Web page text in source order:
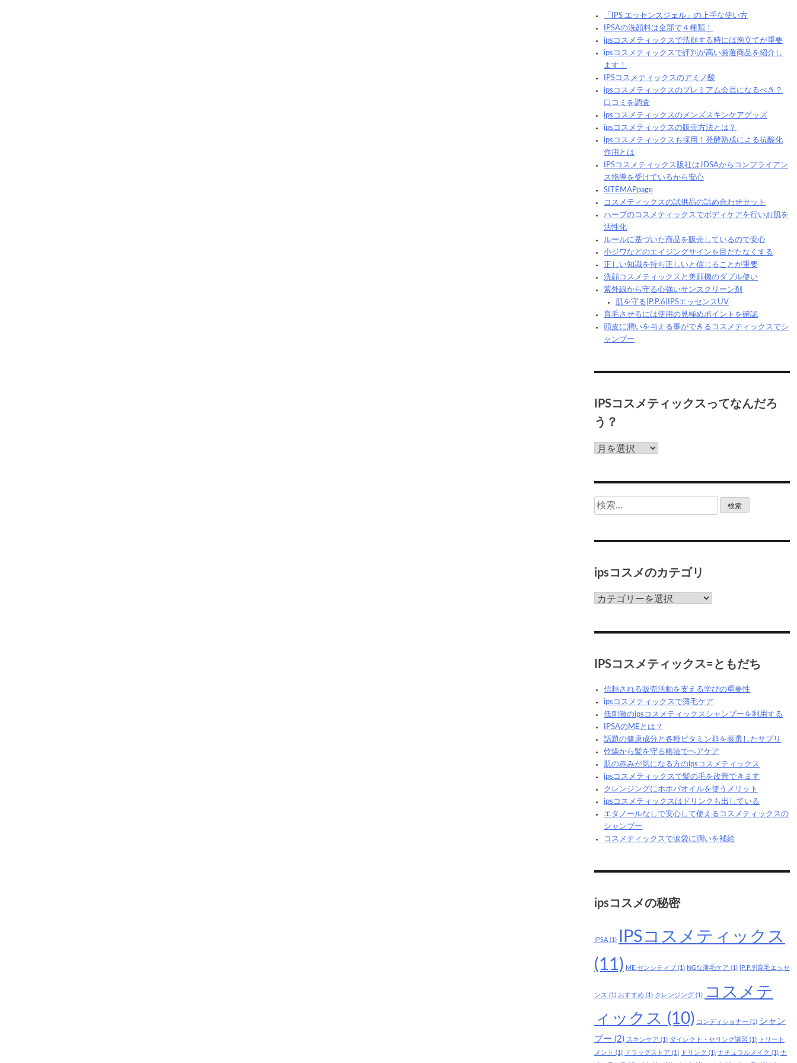
「IPS エッセンスジェル」の上手な使い方
IPSAの洗顔料は全部で４種類！
ipsコスメティックスで洗顔する時には泡立てが重要
ipsコスメティックスで評判が高い厳選商品を紹介し
ます！
IPSコスメティックスのアミノ酸
ipsコスメティックスのプレミアム会員になるべき？
口コミを調査
ipsコスメティックスのメンズスキンケアグッズ
ipsコスメティックスの販売方法とは？
ipsコスメティックスも採用！発酵熟成による抗酸化
作用とは
IPSコスメティックス販社はJDSAからコンプライアン
ス指導を受けているから安心
SITEMAPpage
コスメティックスの試供品の詰め合わせセット
ハーブのコスメティックスでボディケアを行いお肌を
活性化
ルールに基づいた商品を販売しているので安心
小ジワなどのエイジングサインを目だたなくする
正しい知識を持ち正しいと信じることが重要
洗顔コスメティックスと美顔機のダブル使い
紫外線から守る心強いサンスクリーン剤
肌を守る[P.P.6]IPSエッセンスUV
育毛させるには使用の見極めポイントを確認
頭皮に潤いを与える事ができるコスメティックスでシ
ャンプー
IPSコスメティックスってなんだろ
う？
IPS
メ
テ
ィ
て
ん
う？
検
索:
ipsコスメのカテゴリ
ips
メ
カIPSコスメティックス=ともだち
信頼される販売活動を支える学びの重要性
ipsコスメティックスで薄毛ケア
低刺激のipsコスメティックスシャンプーを利用する
IPSAのMEとは？
話題の健康成分と各種ビタミン群を厳選したサプリ
乾燥から髪を守る椿油でヘアケア
肌の赤みが気になる方のipsコスメティックス
ipsコスメティックスで髪の毛を改善できます
クレンジングにホホバオイルを使うメリット
ipsコスメティックスはドリンクも出している
エタノールなしで安心して使えるコスメティックスの
シャンプー
コスメティックスで涙袋に潤いを補給
ipsコスメの秘密
IPSA (1)
IPSコスメティックス
(11) ME センシティブ (1) NGな薄毛ケア (1) [P.P.9]育毛エッセ
ンス (1) おすすめ (1) クレンジング (1)
コスメテ
ィックス (10) コンディショナー (1) シャン
プー (2) スキンケア (1) ダイレクト・セリング講習 (1)
トリート
メント (1) ドラッグストア (1) ドリンク (1) ナチュラルメイク (1) ナ